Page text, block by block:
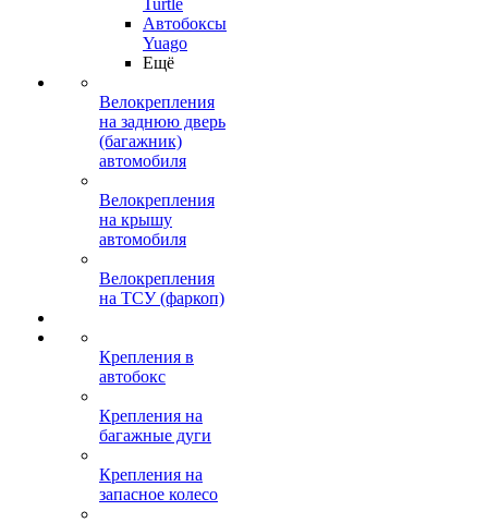
Turtle
Автобоксы
Yuago
Ещё
Велокрепления
на заднюю дверь
(багажник)
автомобиля
Велокрепления
на крышу
автомобиля
Велокрепления
на ТСУ (фаркоп)
Крепления в
автобокс
Крепления на
багажные дуги
Крепления на
запасное колесо